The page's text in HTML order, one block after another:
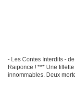
- Les Contes Interdits -
Raiponce ! *** Une
innommables. Deux